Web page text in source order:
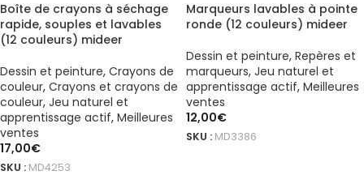
Boîte de crayons à séchage
rapide, souples et lavables
(12 couleurs) mideer
Dessin et peinture, Crayons de
couleur, Crayons et crayons de
couleur, Jeu naturel et
apprentissage actif, Meilleures
ventes
17,00€
SKU : MD4253
Marqueurs lavables à pointe
ronde (12 couleurs) mideer
Dessin et peinture, Repères et
marqueurs, Jeu naturel et
apprentissage actif, Meilleures
ventes
12,00€
SKU : MD3386